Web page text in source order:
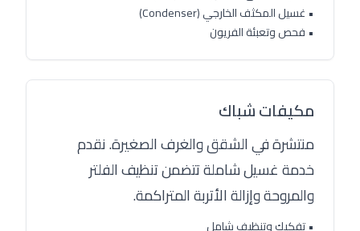
• غسيل المكثف الخارجي (Condenser)
• فحص وتعبئة الفريون
مكيفات شباك
منتشرة في الشقق والغرف الصغيرة. نقدم
خدمة غسيل شاملة تتضمن تنظيف الفلتر
والمروحة وإزالة الأتربة المتراكمة.
• تفكيك وتنظيف شامل